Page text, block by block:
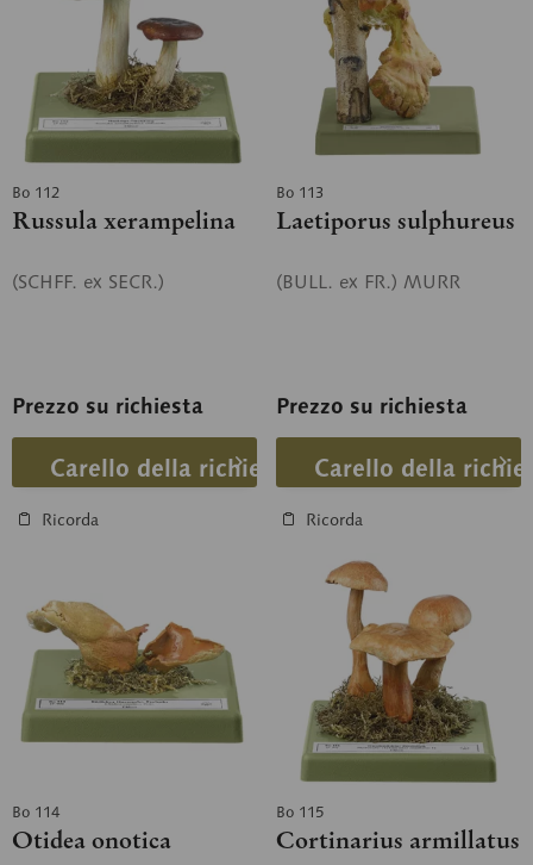
Bo 112
Russula xerampelina
(SCHFF. ex SECR.)
Prezzo su richiesta
Carello della richiesta
Ricorda
Bo 113
Laetiporus sulphureus
(BULL. ex FR.) MURR
Prezzo su richiesta
Carello della
Ricorda
Bo 114
Otidea onotica
Bo 115
Cortinarius armillatus